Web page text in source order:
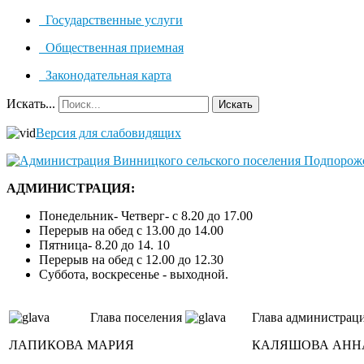
Государственные услуги
Общественная приемная
Законодательная карта
Искать... Искать
Версия для слабовидящих
АДМИНИСТРАЦИЯ:
Понедельник- Четверг- с 8.20 до 17.00
Перерыв на обед с 13.00 до 14.00
Пятница- 8.20 до 14. 10
Перерыв на обед с 12.00 до 12.30
Суббота, воскресенье - выходной.
Глава поселения
ЛАПИКОВА МАРИЯ
Глава
КАЛЯШОВА